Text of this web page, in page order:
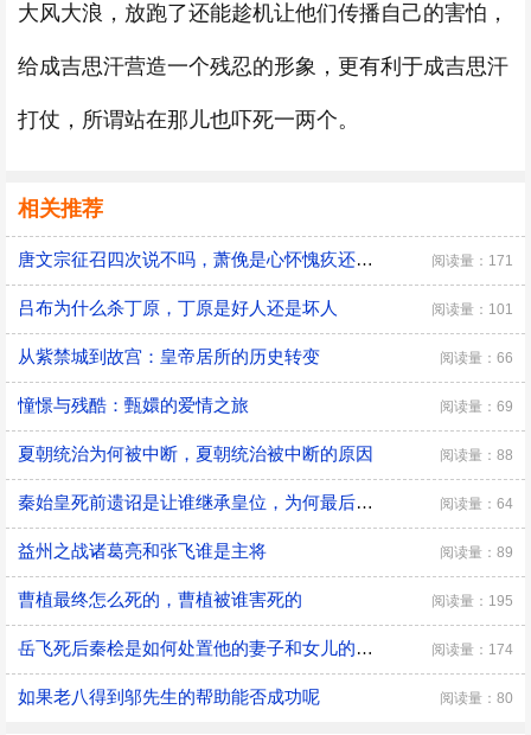
大风大浪，放跑了还能趁机让他们传播自己的害怕，
给成吉思汗营造一个残忍的形象，更有利于成吉思汗
打仗，所谓站在那儿也吓死一两个。
相关推荐
唐文宗征召四次说不吗，萧俛是心怀愧疚还是居功自傲 阅读量：171
吕布为什么杀丁原，丁原是好人还是坏人 阅读量：101
从紫禁城到故宫：皇帝居所的历史转变 阅读量：66
憧憬与残酷：甄嬛的爱情之旅 阅读量：69
夏朝统治为何被中断，夏朝统治被中断的原因 阅读量：88
秦始皇死前遗诏是让谁继承皇位，为何最后是胡亥继位 阅读量：64
益州之战诸葛亮和张飞谁是主将 阅读量：89
曹植最终怎么死的，曹植被谁害死的 阅读量：195
​岳飞死后秦桧是如何处置他的妻子和女儿的，秦桧怎么处置岳飞家人的 阅读量：174
如果老八得到邬先生的帮助能否成功呢 阅读量：80